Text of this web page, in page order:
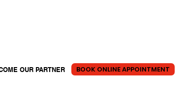
OUR PARTNER BOOK ONLINE APPOINTMENT